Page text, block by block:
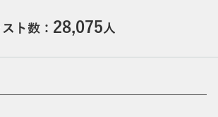
ト数： 28,075人